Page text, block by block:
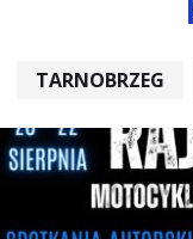
TARNOBRZEG